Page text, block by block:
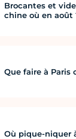
Brocantes et
chine où en août
Que faire à Paris
Où pique-niquer